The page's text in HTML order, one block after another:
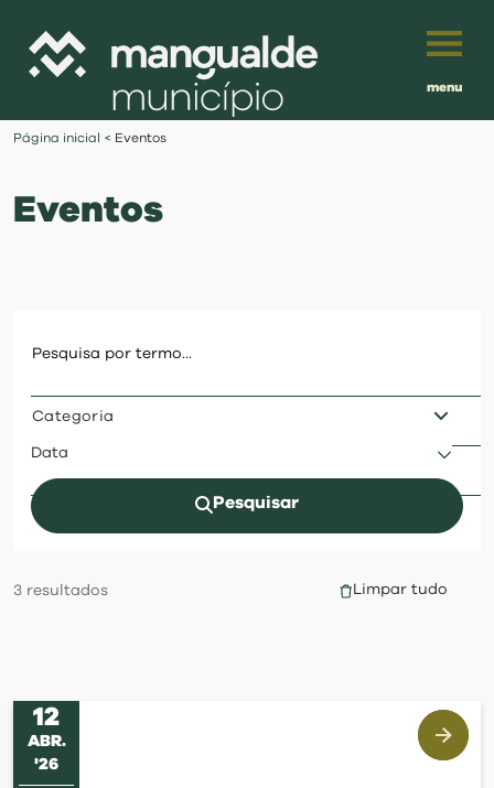
menu
investir
balcão digital
visit
Português
Página inicial < Eventos
Eventos
Categoria
Data
Pesquisar
3 resultados Limpar tudo
12
ABR.
'26